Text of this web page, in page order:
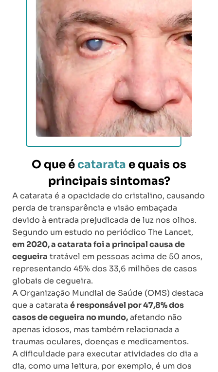
O que é catarata e quais os
principais sintomas?
A catarata é a opacidade do cristalino, causando
perda de transparência e visão embaçada
devido à entrada prejudicada de luz nos olhos.
Segundo um estudo no periódico The Lancet,
em 2020, a catarata foi a principal causa de
cegueira tratável em pessoas acima de 50 anos,
representando 45% dos 33,6 milhões de casos
globais de cegueira.
A Organização Mundial de Saúde (OMS) destaca
que a catarata é responsável por 47,8% dos
casos de cegueira no mundo,afetando não
apenas idosos, mas também relacionada a
traumas oculares, doenças e medicamentos.
A dificuldade para executar atividades do dia a
dia, como uma leitura, por exemplo, é um dos